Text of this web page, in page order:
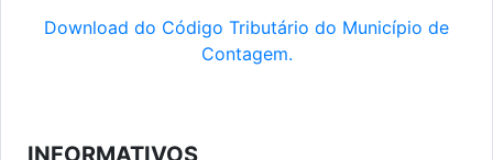
Download do Código Tributário do Município de
Contagem.
INFORMATIVOS